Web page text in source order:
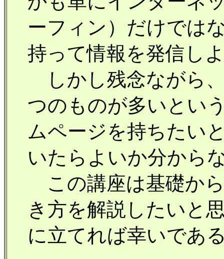
ーフィン）だけでは
持って情報を発信し
しかし残念ながら
つのものが多いとい
ムページを持ちたい
いたらよいか分から
この講座は基礎か
き方を解説したいと
に立てれば幸いであ